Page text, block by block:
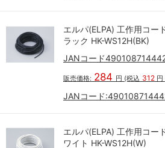
エルパ(ELPA) 工作用コ
ラック HK-WS12H(BK)
JANコード
販売価格: 284 円 (税込 312 円
JANコード:
エルパ(ELPA) 工作用コ
ワイト HK-WS12H(W)